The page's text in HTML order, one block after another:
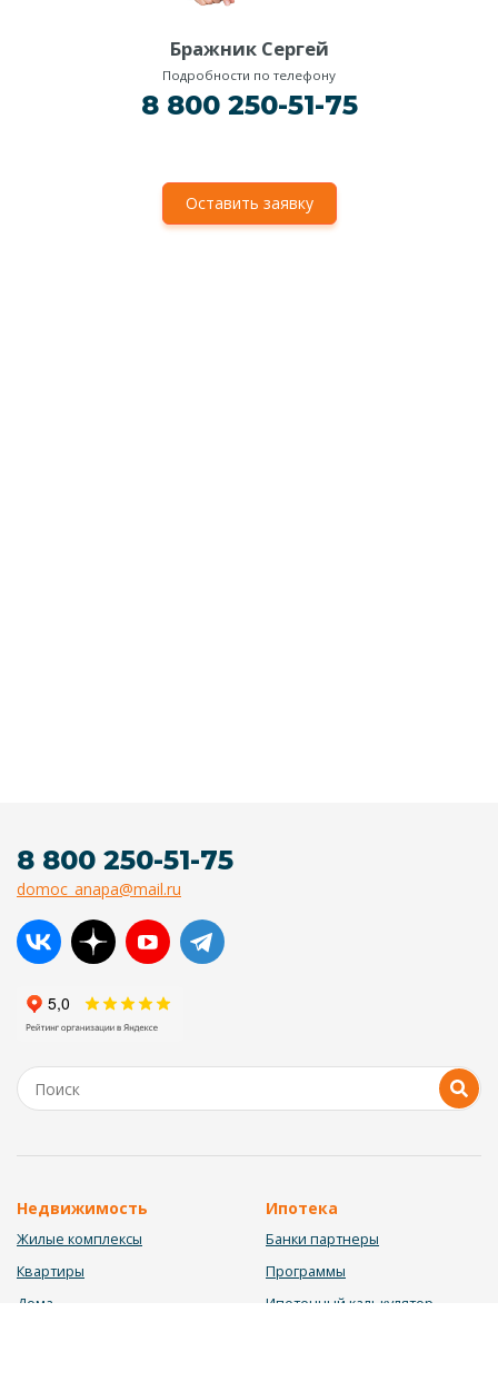
Бражник Сергей
Подробности по телефону
8 800 250-51-75
Оставить заявку
8 800 250-51-75
domoc_anapa@mail.ru
Недвижимость
Жилые комплексы
Квартиры
Дома
Ипотека
Банки партнеры
Программы
Ипотечный калькулятор